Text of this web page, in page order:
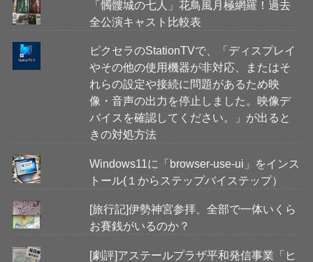
「髑髏城の七人」花鳥風月極網羅！過去
全公演キャスト比較表
ピクセラのStationTVで、「ディスプレイ
やその他の使用機器が非対応、またはそ
れらの設定や接続に問題があるため映
像・音声の出力を停止しました。映像デ
バイスを確認してください。」が出ると
きの対処方法
Windows11に「browser-use-ui」をインス
トール(１からステップバイステップ）
[旅行記]伊勢神宮参拝、全部で一体いくら
お賽銭がいるのか？
[劇評]アステールプラザ平和発信事業「ヒ